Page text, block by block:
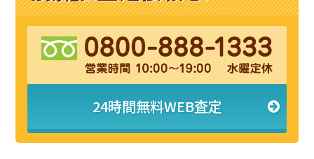
24時間無料WEB査定